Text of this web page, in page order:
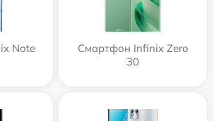
Note
Смартфон Infinix Zero
30